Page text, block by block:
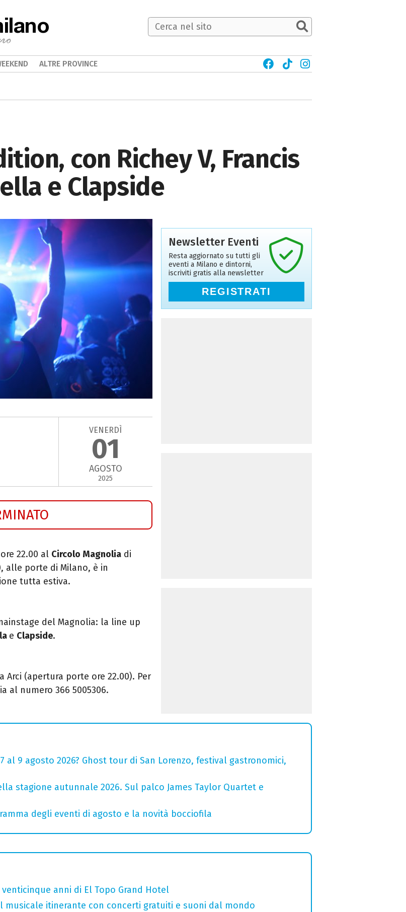
con Richey V, Francis
e Clapside
VENERDÌ
01
AGOSTO
2025
22.00 al Circolo Magnolia di
alle porte di Milano, è in
tutta estiva.
del Magnolia: la line up
e Clapside.
Arci (apertura porte ore 22.00). Per
al numero 366 5005306.
Newsletter Eventi
Resta aggiornato su tutti gli
eventi a Milano e dintorni,
iscriviti gratis alla newsletter
REGISTRATI
al 9 agosto 2026? Ghost tour di San Lorenzo, festival gastronomici,
stagione autunnale 2026. Sul palco James Taylor Quartet e
degli eventi di agosto e la novità bocciofila
anni di El Topo Grand Hotel
musicale itinerante con concerti gratuiti e suoni dal mondo
ALTRE PROVINCE